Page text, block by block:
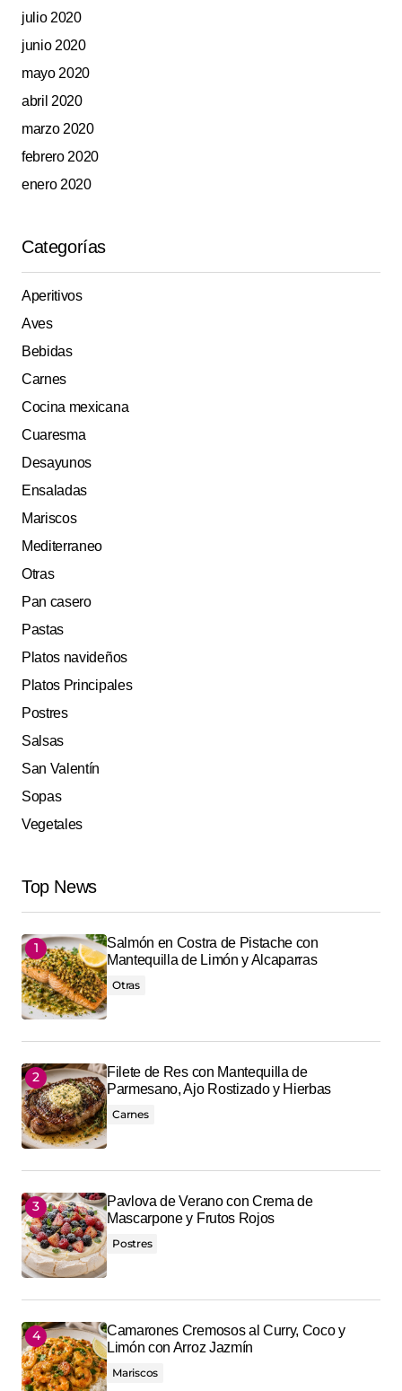
julio 2020
junio 2020
mayo 2020
abril 2020
marzo 2020
febrero 2020
enero 2020
Categorías
Aperitivos
Aves
Bebidas
Carnes
Cocina mexicana
Cuaresma
Desayunos
Ensaladas
Mariscos
Mediterraneo
Otras
Pan casero
Pastas
Platos navideños
Platos Principales
Postres
Salsas
San Valentín
Sopas
Vegetales
Top News
Salmón en Costra de Pistache con
Mantequilla de Limón y Alcaparras
Otras
Filete de Res con Mantequilla de
Parmesano, Ajo Rostizado y Hierbas
Carnes
Pavlova de Verano con Crema de
Mascarpone y Frutos Rojos
Postres
Camarones Cremosos al Curry, Coco y
Limón con Arroz Jazmín
Mariscos